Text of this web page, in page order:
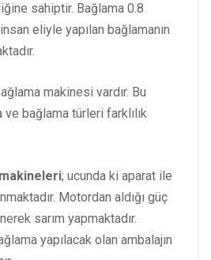
sahiptir. Bağlama 0.8
eliyle yapılan bağlamanın
makinesi vardır. Bu
ve bağlama türleri farklılık
; ucunda ki aparat ile
Motordan aldığı güç
sarım yapmaktadır.
yapılacak olan ambalajın